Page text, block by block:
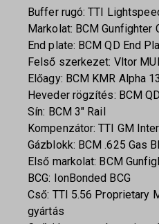
Buffer rugó: TTI
Markolat: BCM Gunfighter
End plate: BCM QD End
Felső szerkezet: Vltor
Előagy: BCM KMR Alpha
Heveder rögzítés: BCM
Sín: BCM 3″ Rail
Kompenzátor: TTI GM
Gázblokk: BCM .625 Gas
Első markolat: BCM
BCG: IonBonded BCG
Cső: TTI 5.56 Proprietary
gyártás